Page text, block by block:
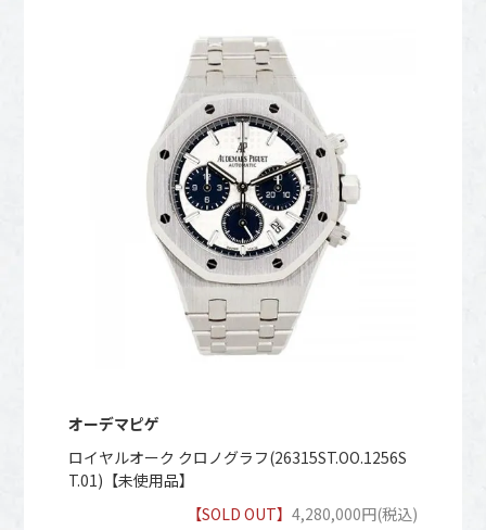
オーデマピゲ
ロイヤルオーク クロノグラフ(26315ST.OO.1256S
T.01)【未使用品】
【SOLD OUT】4,280,000円(税込)